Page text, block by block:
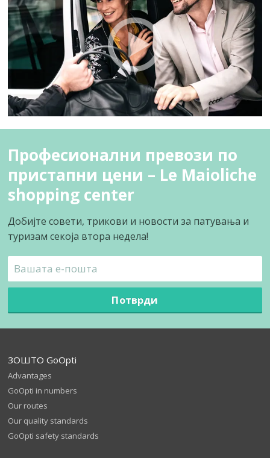
Професионални превози по
пристапни цени – Le Maioliche
shopping center
Добијте совети, трикови и новости за патувања и
туризам секоја втора недела!
Потврди
ЗОШТО GoOpti
Advantages
GoOpti in numbers
Our routes
Our quality standards
GoOpti safety standards